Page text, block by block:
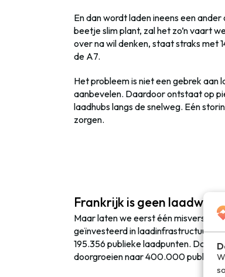
En dan wordt laden ineens een
beetje slim plant, zal het zo’n vaart
over na wil denken, staat straks met
de A7.
Het probleem is niet een gebrek
aanbevelen. Daardoor ontstaat op
laadhubs langs de snelweg. Eén
zorgen.
Frankrijk is geen
Maar laten we eerst één
geïnvesteerd in laadinfrastructuur.
195.356 publieke laadpunten. Dat is
doorgroeien naar 400.000 publieke